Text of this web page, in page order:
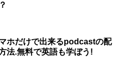
ホだけで出来るpodcastの配
法.無料で英語も学ぼう!